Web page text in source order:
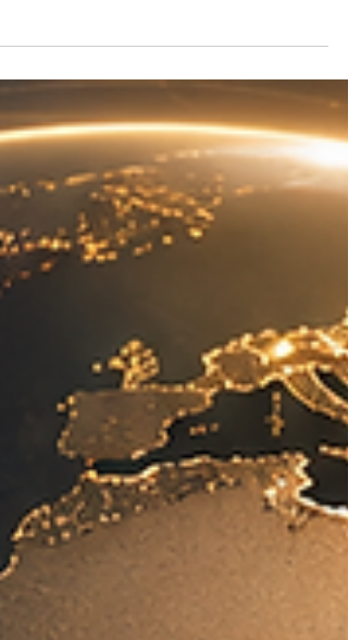
تواصل كينيا ترسيخ مكانتها كواحدة من أكثر
والاستثمار وبناء الشراكات طويلة الأمد بين كينيا
العربي. وبالنسبة إلى الغرفة التجارية والصناعية
العربية المشتركة، فإن هذا الزخم الاقتصادي لا يمثل
مجرد أرقام أو مؤشرات، بل يعكس فرصة حقيقية
لتعزيز التعاون التجاري، وجذب الاستثمارات
وربط طموحات القطاع الخاص باحتياجات الأسواق
المتنامية. إن الحديث عن #النمو_الاقتصادي في كينيا
حديث عن اقتصاد يتحرك بثقة، وسوق يفت